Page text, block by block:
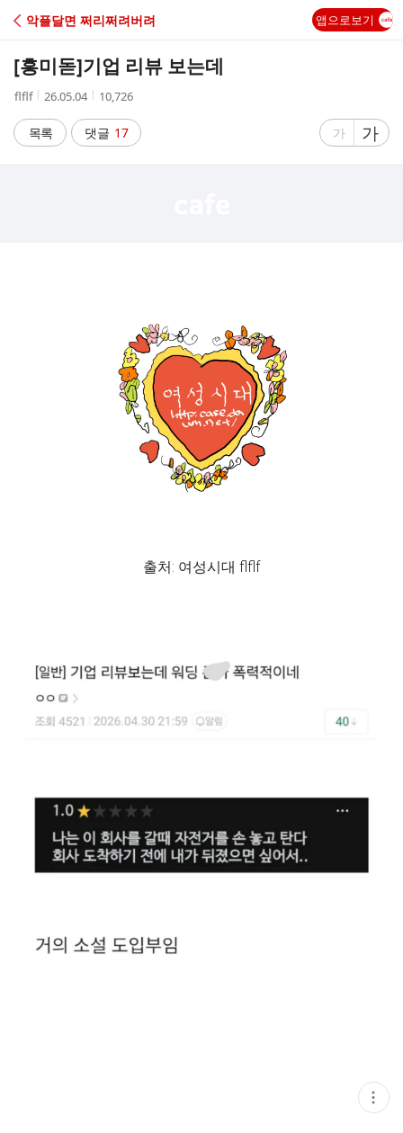
C
A
악플달면 쩌리쩌려버려 앱으로보기
[흥미돋]기업 리뷰 보는데
작
자
flflf
작
시
간
26.05.04
조
수
10,726
목록 댓글 17
글
가
글
자
가
출처: 여성시대 flflf
현
재